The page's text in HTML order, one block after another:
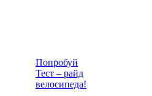
Попробуй
Тест – райд
велосипеда!